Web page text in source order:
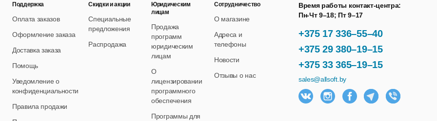
+375 17 336–55–40
+375 29 380–19–15
+375 33 365–19–15
Время работы контакт-центра:
Пн-Чт 9–18; Пт 9–17
sales@allsoft.by
Поддержка
Оплата заказов
Оформление заказа
Доставка заказа
Помощь
Уведомление о
конфиденциальности
Правила продажи
Скидки и акции
Специальные
предложения
Распродажа
Юридическим
лицам
Продажа
программ
юридическим
лицам
О
лицензировании
программного
обеспечения
Программы для
Сотрудничество
О магазине
Адреса и
телефоны
Новости
Отзывы о нас